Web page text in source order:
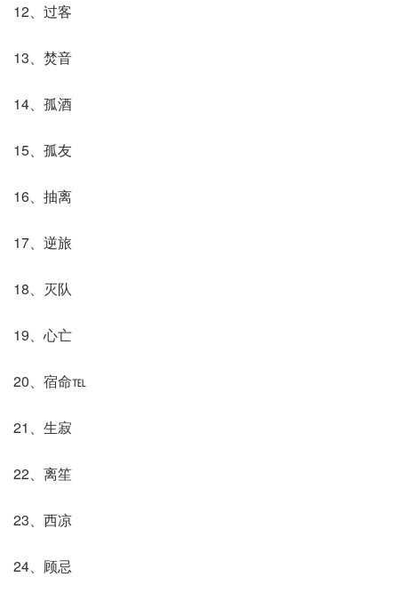
12、过客
13、焚音
14、孤酒
15、孤友
16、抽离
17、逆旅
18、灭队
19、心亡
20、宿命℡
21、生寂
22、离笙
23、西凉
24、顾忌